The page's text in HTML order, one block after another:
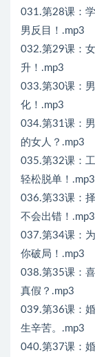
031.第28课：
男反目！.mp3
032.第29课：
升！.mp3
033.第30课：
化！.mp3
034.第31课：
的女人？.mp3
035.第32课：
轻松脱单！.mp3
036.第33课：
不会出错！.mp3
037.第34课：
你破局！.mp3
038.第35课：
真假？.mp3
039.第36课：
生辛苦。.mp3
040.第37课：